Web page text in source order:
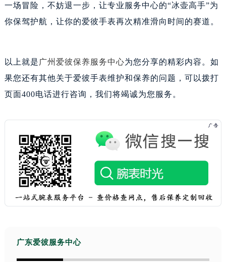
一场冒险，不妨退一步，让专业服务中心的“冰壶高手”为
你保驾护航，让你的爱彼手表再次精准滑向时间的赛道。
以上就是 广州爱彼保养服务中心为您分享的精彩内容。如
果您还有其他关于爱彼手表维护和保养的问题，可以拨打
页面400电话进行咨询，我们将竭诚为您服务。
广东爱彼服务中心